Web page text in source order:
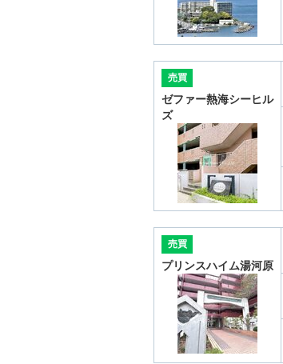
売買
ゼファー熱海シーヒル
ズ
売買
プリンスハイム湯河原